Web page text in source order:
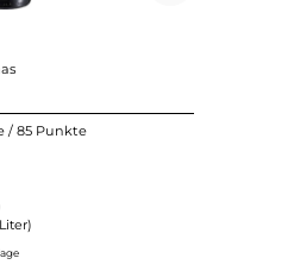
/ 85 Punkte